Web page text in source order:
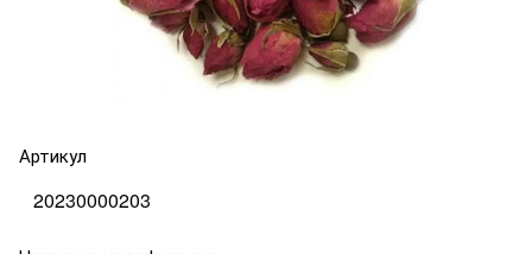
Артикул
20230000203